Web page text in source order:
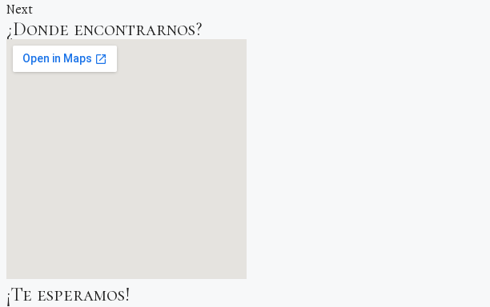
Next
¿Donde encontrarnos?
¡Te esperamos!